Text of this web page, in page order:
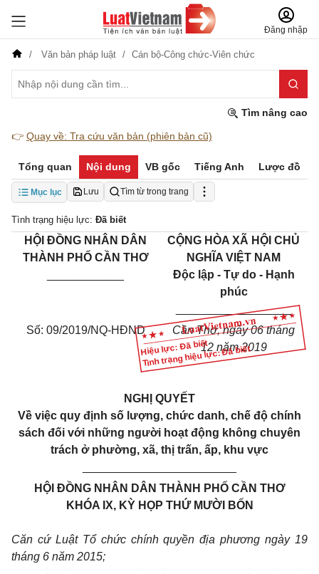
Đăng nhập
Văn bản pháp luật Cán bộ-Công chức-Viên chức
Tìm nâng cao
👉 Quay về: Tra cứu văn bản (phiên bản cũ)
Tổng quan Nội dung VB gốc Tiếng Anh Lược đồ
Mục lục Lưu Tìm từ trong trang
Tình trạng hiệu lực: Đã biết
Hiệu lực: Đã biết
Tình trạng hiệu lực: Đã biết
HỘI ĐỒNG NHÂN DÂN
THÀNH PHỐ CẦN THƠ
CỘNG HÒA XÃ HỘI CHỦ
NGHĨA VIỆT NAM
Độc lập - Tự do - Hạnh
phúc
__________________
Số: 09/2019/NQ-HĐND
Cần Thơ, ngày 06 tháng
12 năm 2019
NGHỊ QUYẾT
Về việc quy định số lượng, chức danh, chế độ chính
sách đối với những người hoạt động không chuyên
trách ở phường, xã, thị trấn, ấp, khu vực
HỘI ĐỒNG NHÂN DÂN THÀNH PHỐ CẦN THƠ
KHÓA IX, KỲ HỌP THỨ MƯỜI BỐN
Căn cứ Luật Tổ chức chính quyền địa phương ngày 19
tháng 6 năm 2015;